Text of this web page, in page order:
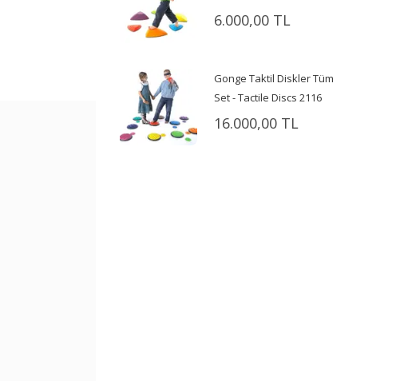
6.000,00 TL
Gonge Taktil Diskler Tüm
Set - Tactile Discs 2116
16.000,00 TL